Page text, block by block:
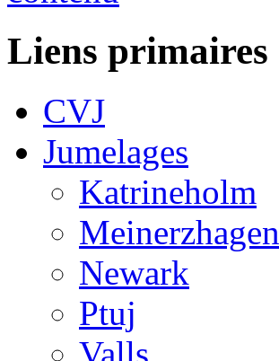
Liens primaires
CVJ
Jumelages
Katrineholm
Meinerzhagen
Newark
Ptuj
Valls